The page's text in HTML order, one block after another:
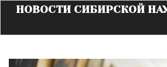
НОВОСТИ СИБИРСКОЙ